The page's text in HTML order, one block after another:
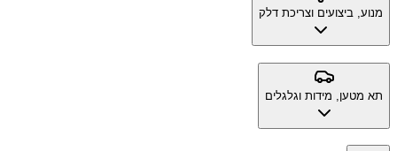
מנוע, ביצועים וצריכת דלק
תא מטען, מידות וגלגלים